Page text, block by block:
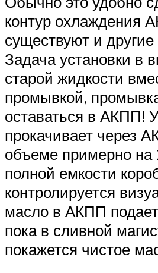
контур охлаждения
существуют и
Задача установки в
старой жидкости
промывкой,
оставаться в АКПП!
прокачивает через
объеме примерно
полной емкости
контролируется
масло в АКПП
пока в сливной
покажется чистое